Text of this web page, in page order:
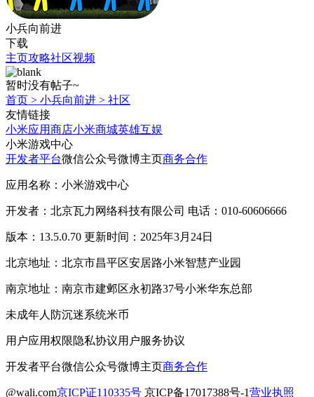
小兵向前进
下载
主页攻略社区视频
暂时没有帖子~
首页 > 小兵向前进 > 社区
友情链接
小米应用商店小米商城英雄互娱
小米游戏中心
开发者平台微信公众号微博主页商务合作
应用名称：小米游戏中心
开发者：北京瓦力网络科技有限公司 电话：010-60606666
版本：13.5.0.70 更新时间：2025年3月24日
北京地址：北京市昌平区安居路小米智慧产业园
南京地址：南京市建邺区永初路37号小米华东总部
未成年人防沉迷系统米币
用户应用权限隐私协议用户服务协议
开发者平台微信公众号微博主页商务合作
@wali.com京ICP证110335号 京ICP备17017388号-1营业执照